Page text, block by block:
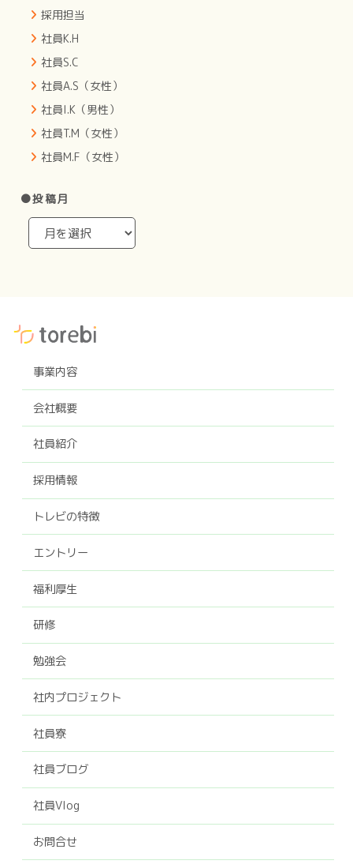
採用担当
社員K.H
社員S.C
社員A.S（女性）
社員I.K（男性）
社員T.M（女性）
社員M.F（女性）
●投稿月
事業内容
会社概要
社員紹介
採用情報
トレビの特徴
エントリー
福利厚生
研修
勉強会
社内プロジェクト
社員寮
社員ブログ
社員Vlog
お問合せ